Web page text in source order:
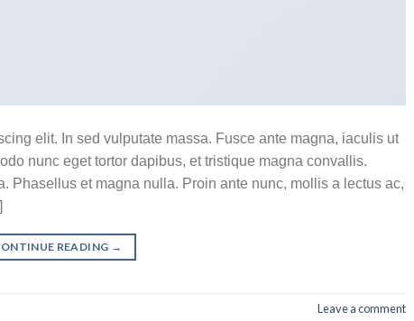
elit. In sed vulputate massa. Fusce ante magna, iaculis ut
nunc eget tortor dapibus, et tristique magna convallis.
Phasellus et magna nulla. Proin ante nunc, mollis a lectus ac,
READING →
Leave a comment